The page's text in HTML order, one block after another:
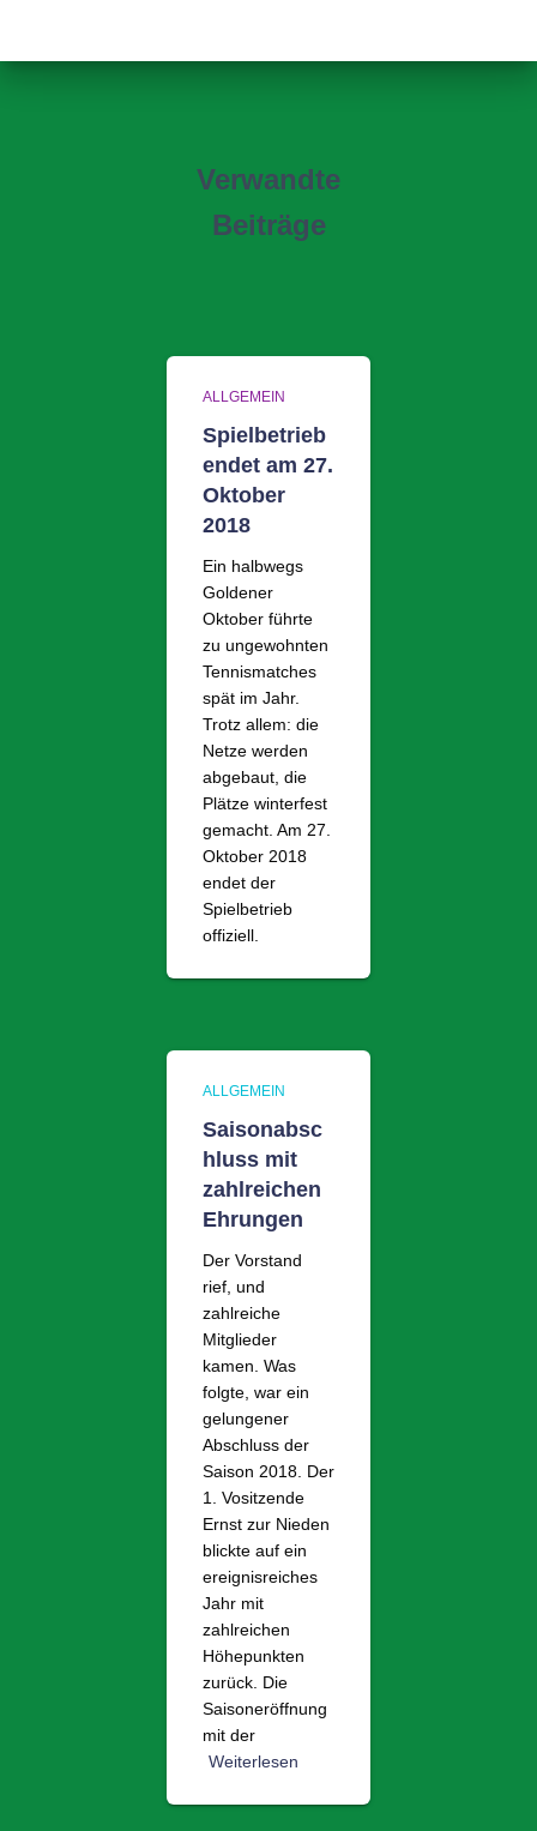
Verwandte
Beiträge
ALLGEMEIN
Spielbetrieb
endet am 27.
Oktober
2018
Ein halbwegs
Goldener
Oktober führte
zu ungewohnten
Tennismatches
spät im Jahr.
Trotz allem: die
Netze werden
abgebaut, die
Plätze winterfest
gemacht. Am 27.
Oktober 2018
endet der
Spielbetrieb
offiziell.
ALLGEMEIN
Saisonabsc
hluss mit
zahlreichen
Ehrungen
Der Vorstand
rief, und
zahlreiche
Mitglieder
kamen. Was
folgte, war ein
gelungener
Abschluss der
Saison 2018. Der
1. Vositzende
Ernst zur Nieden
blickte auf ein
ereignisreiches
Jahr mit
zahlreichen
Höhepunkten
zurück. Die
Saisoneröffnung
mit der
Weiterlesen